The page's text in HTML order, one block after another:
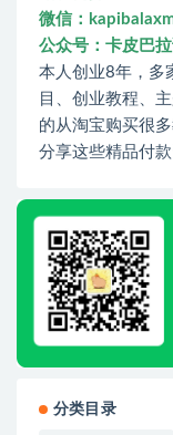
微信：
公众号：卡皮巴
本人创业8年，多
目、创业教程、
的从淘宝购买很
分享这些精品付款
分类目录